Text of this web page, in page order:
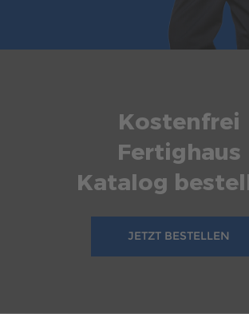
Kostenfrei
Fertighaus
Katalog
JETZT BESTELLEN